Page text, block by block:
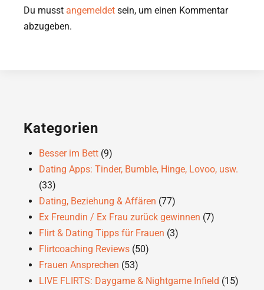
Du musst angemeldet sein, um einen Kommentar
abzugeben.
Kategorien
Besser im Bett (9)
Dating Apps: Tinder, Bumble, Hinge, Lovoo, usw.
(33)
Dating, Beziehung & Affären (77)
Ex Freundin / Ex Frau zurück gewinnen (7)
Flirt & Dating Tipps für Frauen (3)
Flirtcoaching Reviews (50)
Frauen Ansprechen (53)
LIVE FLIRTS: Daygame & Nightgame Infield (15)